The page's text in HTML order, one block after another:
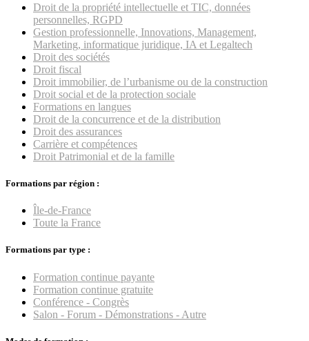
Droit de la propriété intellectuelle et TIC, données
personnelles, RGPD
Gestion professionnelle, Innovations, Management,
Marketing, informatique juridique, IA et Legaltech
Droit des sociétés
Droit fiscal
Droit immobilier, de l’urbanisme ou de la construction
Droit social et de la protection sociale
Formations en langues
Droit de la concurrence et de la distribution
Droit des assurances
Carrière et compétences
Droit Patrimonial et de la famille
Formations par région :
Île-de-France
Toute la France
Formations par type :
Formation continue payante
Formation continue gratuite
Conférence - Congrès
Salon - Forum - Démonstrations - Autre